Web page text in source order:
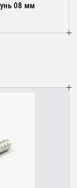
08 мм